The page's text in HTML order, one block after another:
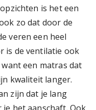
is het een
zo dat door de
veren een heel
is de ventilatie ook
een matras dat
kwaliteit langer.
zijn dat je lang